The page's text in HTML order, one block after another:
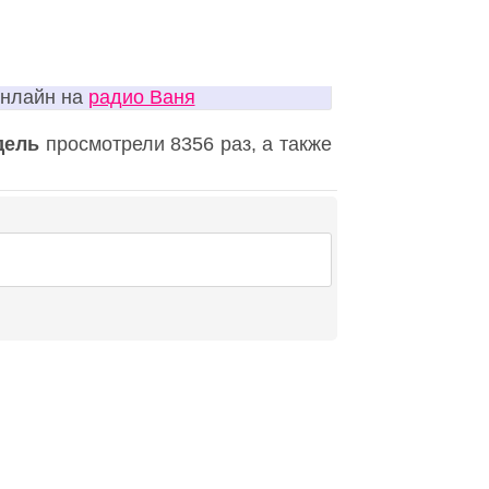
на радио Ваня
просмотрели 8356 раз, а также